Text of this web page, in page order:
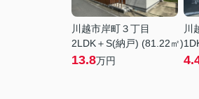
川越市岸町３丁目
2LDK＋S(納戸) (81.22㎡)
13.8万円
川